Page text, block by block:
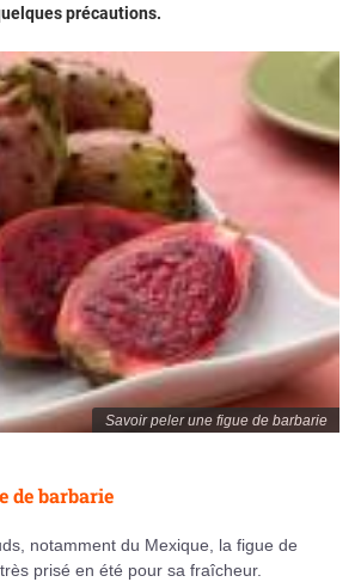
Savoir peler une figue de barbarie
précautions.
de barbarie
notamment du Mexique, la figue de
prisé en été pour sa fraîcheur.